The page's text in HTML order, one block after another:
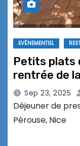
EVÉNEMENTIEL
Petits plats
rentrée de
Sep 23, 2025
Déjeuner de
Pérouse, Nice